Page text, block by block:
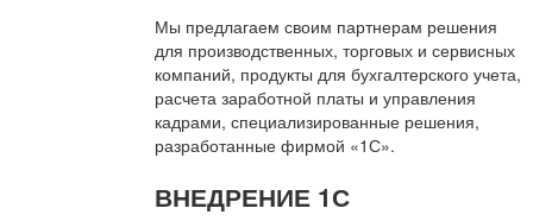
Мы предлагаем своим партнерам решения
для производственных, торговых и сервисных
компаний, продукты для бухгалтерского учета,
расчета заработной платы и управления
кадрами, специализированные решения,
разработанные фирмой «1С».
ВНЕДРЕНИЕ 1С